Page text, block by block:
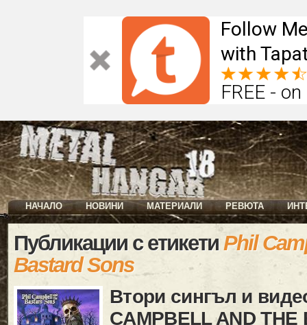
Follow
with
FREE -
НАЧАЛО НОВИНИ МАТЕРИАЛИ РЕВЮТА
Публикации с етикетиPhil
Bastard Sons
Втори сингъл и
CAMPBELL AND THE